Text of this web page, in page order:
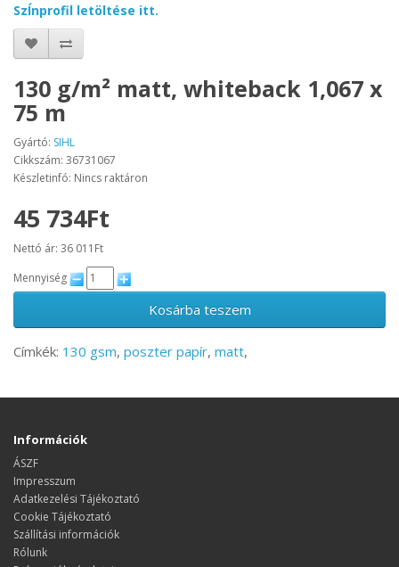
SzÍnprofil letöltése itt.
130 g/m² matt, whiteback 1,067 x
75 m
Gyártó: SIHL
Cikkszám: 36731067
Készletinfó: Nincs raktáron
45 734Ft
Nettó ár: 36 011Ft
Mennyiség
Kosárba teszem
Címkék: 130 gsm, poszter papír, matt,
Információk
ÁSZF
Impresszum
Adatkezelési Tájékoztató
Cookie Tájékoztató
Szállítási információk
Rólunk